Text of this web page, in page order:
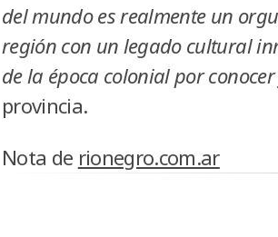
del mundo es realmente un
región con un legado cultural
de la época colonial por
provincia.
Nota de rionegro.com.ar